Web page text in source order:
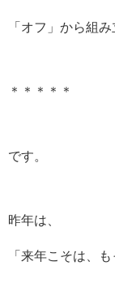
「オフ」から組
＊＊＊＊＊
です。
昨年は、
「来年こそは、